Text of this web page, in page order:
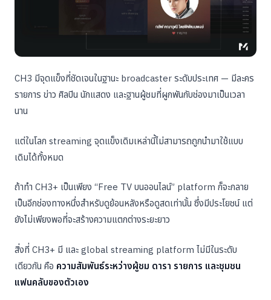
CH3 มีจุดแข็งที่ชัดเจนในฐานะ broadcaster ระดับประเทศ — มีละคร
รายการ ข่าว ศิลปิน นักแสดง และฐานผู้ชมที่ผูกพันกับช่องมาเป็นเวลา
นาน
แต่ในโลก streaming จุดแข็งเดิมเหล่านี้ไม่สามารถถูกนำมาใช้แบบ
เดิมได้ทั้งหมด
ถ้าทำ CH3+ เป็นเพียง “Free TV บนออนไลน์” platform ก็จะกลาย
เป็นอีกช่องทางหนึ่งสำหรับดูย้อนหลังหรือดูสดเท่านั้น ซึ่งมีประโยชน์ แต่
ยังไม่เพียงพอที่จะสร้างความแตกต่างระยะยาว
สิ่งที่ CH3+ มี และ global streaming platform ไม่มีในระดับ
เดียวกัน คือ ความสัมพันธ์ระหว่างผู้ชม ดารา รายการ และชุมชน
แฟนคลับของตัวเอง